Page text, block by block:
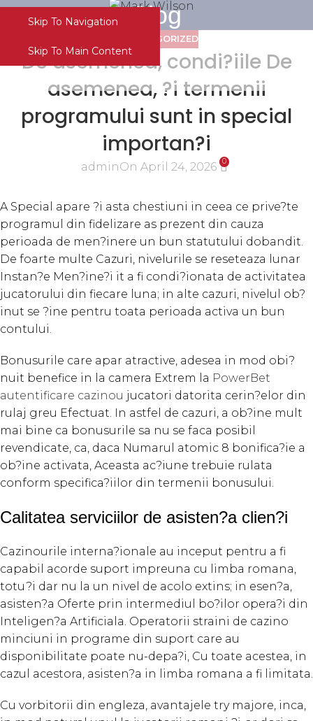
Skip To Navigation
Skip To Main Content
Blog
UNCATEGORIZED
De asemenea, condi?iile De
asemenea, ?i termenii
programului sunt in special
importan?i
adminOn April 24, 2026 0
A Special apare ?i asta chestiuni in ceea ce prive?te
programul din fidelizare as prezent din cauza
perioada de men?inere un bun statutului dobandit.
De foarte multe Cazuri, nivelurile se reseteaza lunar
Instan?e Men?ine?i it a fi condi?ionata de activitatea
jucatorului din fiecare luna; in alte cazuri, nivelul ob?
inut se ?ine pentru toata perioada activa un bun
contului.
Bonusurile care apar atractive, adesea in mod obi?
nuit benefice in la camera Extrem la PowerBet
autentificare cazinou jucatori datorita cerin?elor din
rulaj greu Efectuat. In astfel de cazuri, a ob?ine mult
mai bine ca bonusurile sa nu se faca posibil
revendicate, ca, daca Numarul atomic 8 bonifica?ie a
ob?ine activata, Aceasta ac?iune trebuie rulata
conform specifica?iilor din termenii bonusului.
Calitatea serviciilor de asisten?a clien?i
Cazinourile interna?ionale au inceput pentru a fi
capabil acorde suport impreuna cu limba romana,
totu?i dar nu la un nivel de acolo extins; in esen?a,
asisten?a Oferte prin intermediul bo?ilor opera?i din
Inteligen?a Artificiala. Operatorii straini de cazino
minciuni in programe din suport care au
disponibilitate poate nu-depa?i, Cu toate acestea, in
cazul acestora, asisten?a in limba romana a fi limitata.
Cu vorbitorii din engleza, avantajele try majore, inca,